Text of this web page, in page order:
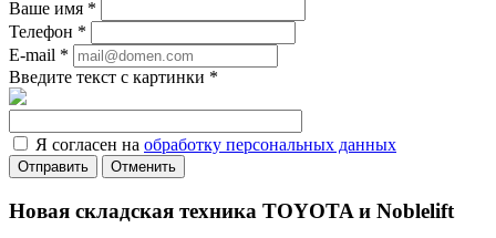
Вопрос*
Ваше имя
Телефон *
E-mail*
Введите текст с картинки
Я согласен наобработку персональных данных